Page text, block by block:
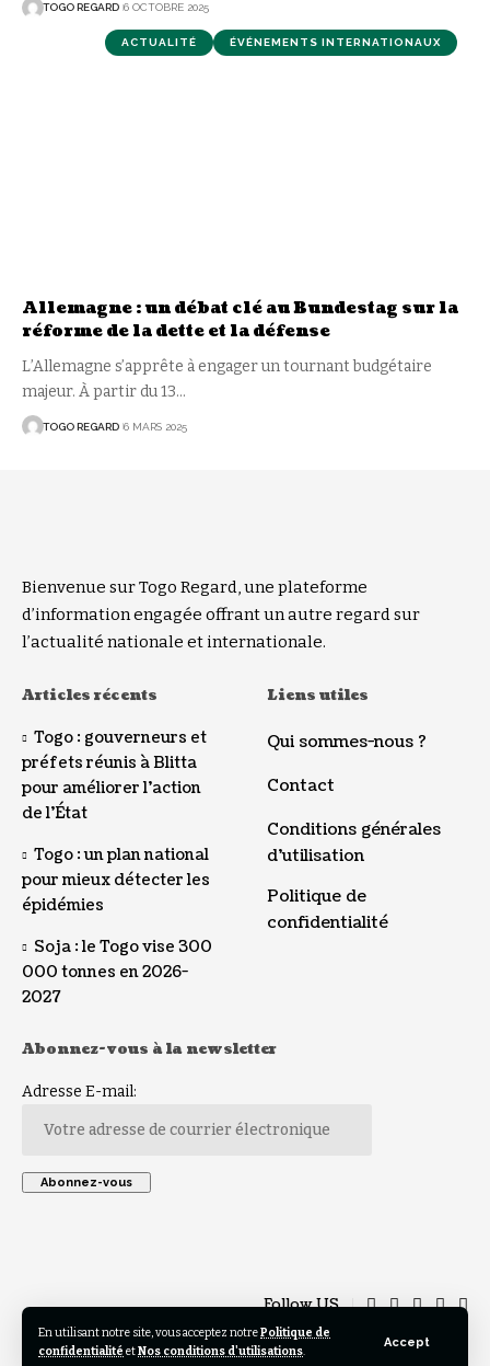
En utilisant notre site, vous acceptez notrePolitique de
confidentialité etNos conditions d'utilisations.
Accept
TOGO REGARD 6 OCTOBRE 2025
ACTUALITÉ ÉVÉNEMENTS INTERNATIONAUX
Allemagne : un débat clé au Bundestag sur la
réforme de la dette et la défense
L’Allemagne s’apprête à engager un tournant budgétaire
majeur. À partir du 13…
TOGO REGARD 6 MARS 2025
Bienvenue sur Togo Regard, une plateforme
d’information engagée offrant un autre regard sur
l’actualité nationale et internationale.
Articles récents
Togo : gouverneurs et
préfets réunis à Blitta
pour améliorer l’action
de l’État
Togo : un plan national
pour mieux détecter les
épidémies
Soja : le Togo vise 300
000 tonnes en 2026-
2027
Liens utiles
Qui sommes-nous ?
Contact
Conditions générales
d’utilisation
Politique de
confidentialité
Abonnez-vous à la newsletter
Adresse E-mail:
Follow US